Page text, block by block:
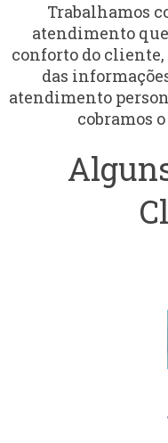
Trabalhamos
atendimento
conforto do
das
atendimento
cobramos